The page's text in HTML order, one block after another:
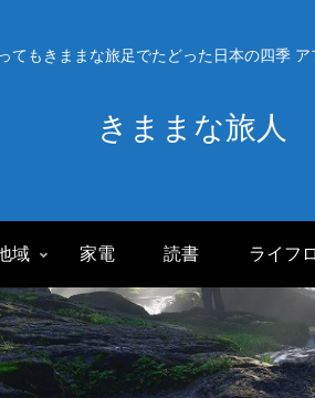
てもきままな旅足でたどった日本の四季
きままな旅人
域 家電 読書 ライフ